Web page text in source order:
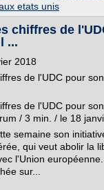
etats unis
chiffres de
...
2018
de l'UDC pour
de l'UDC pour
/ 3 min. / le 18
semaine son
qui veut abolir la
l'Union
sur...